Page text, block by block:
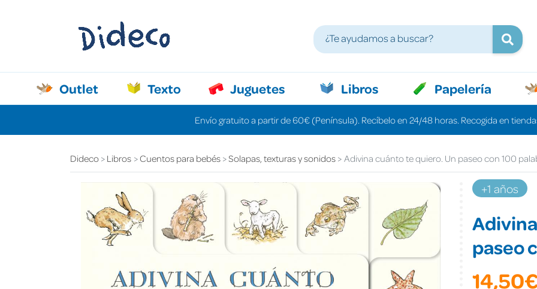
Outlet Texto Juguetes Libros Papelería
Envío gratuito a partir de 60€ (Península). Recíbelo en 24/48 horas. Recogida en
Dideco Libros Cuentos para bebés Solapas, texturas y sonidos Adivina cuánto te quiero. Un paseo con 100
+1 años
paseo
14,50€